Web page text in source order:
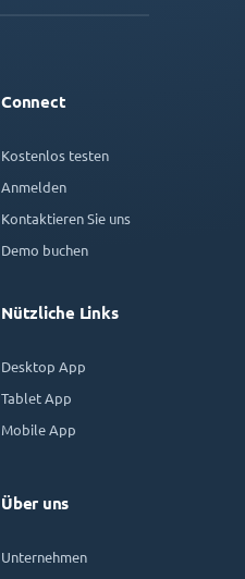
Connect
Kostenlos testen
Anmelden
Kontaktieren Sie uns
Demo buchen
Nützliche Links
Desktop App
Tablet App
Mobile App
Über uns
Unternehmen